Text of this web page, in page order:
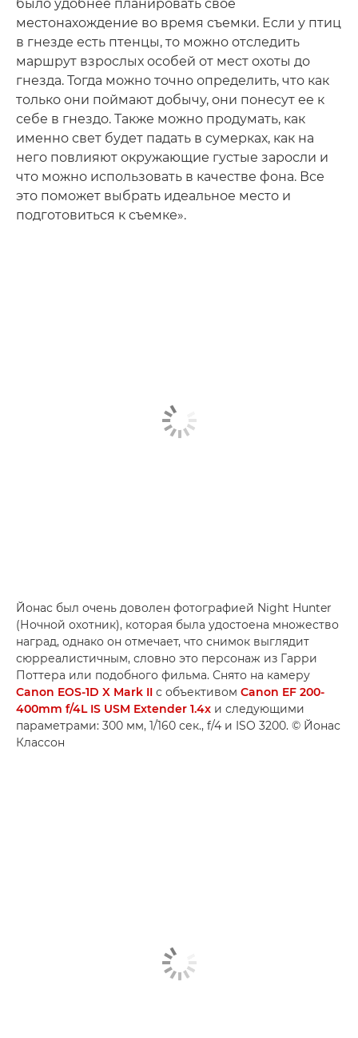
было удобнее планировать свое
местонахождение во время съемки. Если у птиц
в гнезде есть птенцы, то можно отследить
маршрут взрослых особей от мест охоты до
гнезда. Тогда можно точно определить, что как
только они поймают добычу, они понесут ее к
себе в гнездо. Также можно продумать, как
именно свет будет падать в сумерках, как на
него повлияют окружающие густые заросли и
что можно использовать в качестве фона. Все
это поможет выбрать идеальное место и
подготовиться к съемке».
Йонас был очень доволен фотографией Night Hunter
(Ночной охотник), которая была удостоена множество
наград, однако он отмечает, что снимок выглядит
сюрреалистичным, словно это персонаж из Гарри
Поттера или подобного фильма. Снято на камеру
Canon EOS-1D X Mark II с объективом Canon EF 200-
400mm f/4L IS USM Extender 1.4x и следующими
параметрами: 300 мм, 1/160 сек., f/4 и ISO 3200. © Йонас
Классон